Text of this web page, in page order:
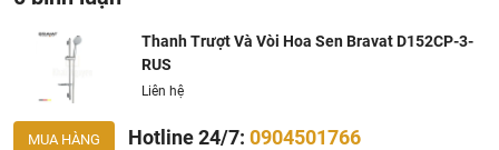
Khalinguyen.vn là chính hãng.
Hiện tại chúng tôi có rất nhiềuchương trình khuyến
hấp dẫn, để biết chi tiết vui lòng chat hoặc gọi điện
vào hotline để được tư vấn chi tiết
Thanh Trượt Và Vòi Hoa Sen Bravat D152CP-3-
RUS
Liên hệ
MUA HÀNG Hotline 24/7: 0904501766